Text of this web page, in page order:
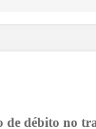
de débito no